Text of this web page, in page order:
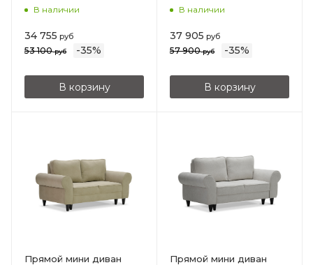
В наличии
34 755 руб
53 100руб -35%
В корзину
В наличии
37 905 руб
57 900руб -35%
В корзину
Прямой мини диван
Прямой мини диван